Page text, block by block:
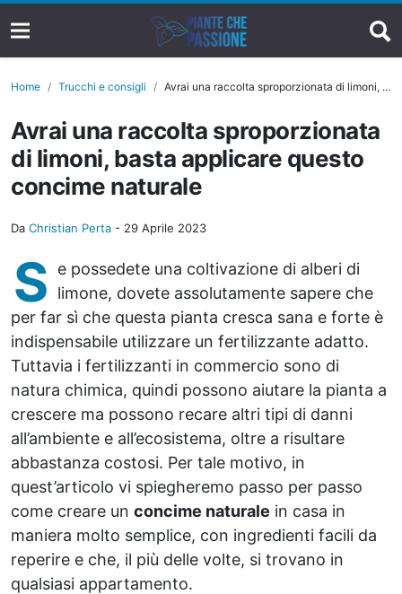
Home Trucchi e consigli Avrai una raccolta sproporzionata di limoni, basta applicare questo concime naturale
Avrai una raccolta sproporzionata
di limoni, basta applicare questo
concime naturale
Da Christian Perta - 29 Aprile 2023
S
e possedete una coltivazione di alberi di
limone, dovete assolutamente sapere che
per far sì che questa pianta cresca sana e forte è
indispensabile utilizzare un fertilizzante adatto.
Tuttavia i fertilizzanti in commercio sono di
natura chimica, quindi possono aiutare la pianta a
crescere ma possono recare altri tipi di danni
all’ambiente e all’ecosistema, oltre a risultare
abbastanza costosi. Per tale motivo, in
quest’articolo vi spiegheremo passo per passo
come creare un concime naturale in casa in
maniera molto semplice, con ingredienti facili da
reperire e che, il più delle volte, si trovano in
qualsiasi appartamento.